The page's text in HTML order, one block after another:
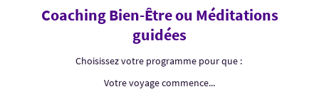
Coaching Bien-Être ou Méditations
guidées
Choisissez votre programme pour que :
Votre voyage commence...